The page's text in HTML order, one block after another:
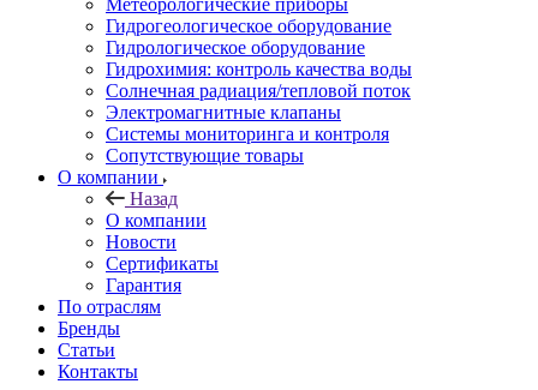
Метеорологические приборы
Гидрогеологическое оборудование
Гидрологическое оборудование
Гидрохимия: контроль качества воды
Солнечная радиация/тепловой поток
Электромагнитные клапаны
Системы мониторинга и контроля
Сопутствующие товары
О компании
Назад
О компании
Новости
Сертификаты
Гарантия
По отраслям
Бренды
Статьи
Контакты